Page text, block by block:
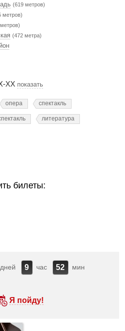
(619 метров)
метров)
(472 метра)
XX показать
опера спектакль
литература
билеты:
дней 9 час 52 мин
Я пойду!